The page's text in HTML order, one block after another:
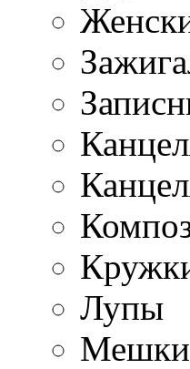
Лупы
Мешки